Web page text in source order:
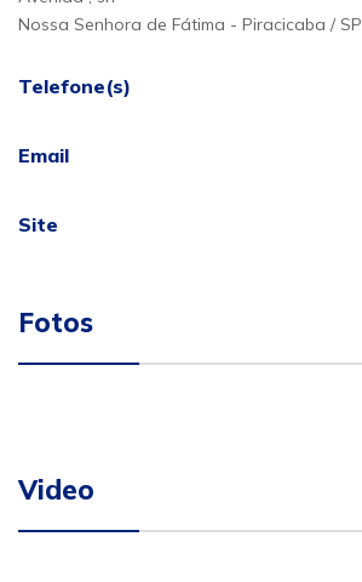
Nossa Senhora de Fátima - Piracicaba / SP
Telefone(s)
Email
Site
Fotos
Video